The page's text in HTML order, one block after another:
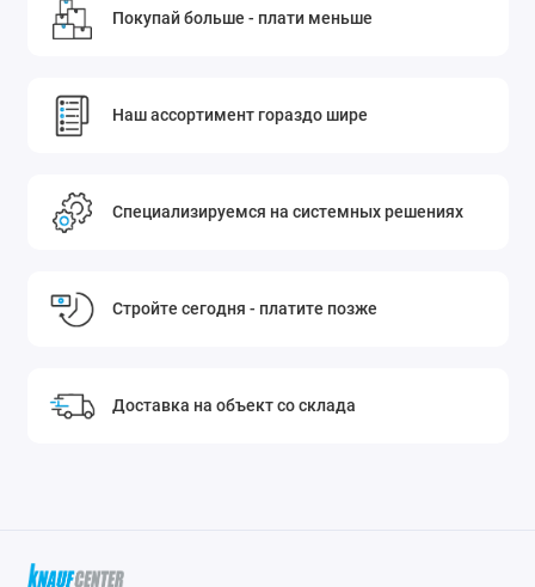
Покупай больше - плати меньше
Наш ассортимент гораздо шире
Специализируемся на системных решениях
Стройте сегодня - платите позже
Доставка на объект со склада